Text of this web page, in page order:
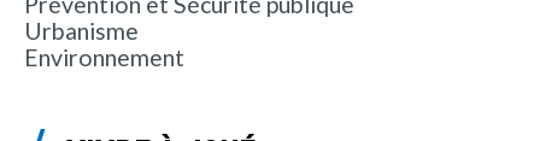
Urbanisme
Environnement